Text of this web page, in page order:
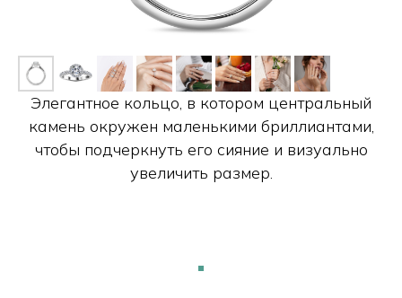
Элегантное кольцо, в котором центральный
камень окружен маленькими бриллиантами,
чтобы подчеркнуть его сияние и визуально
увеличить размер.